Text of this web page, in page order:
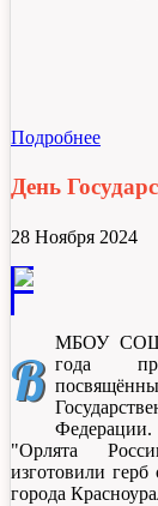
Подробнее
День
28 Ноября 2024
В
МБОУ СОШ
года
"Орлята
изготовили
города